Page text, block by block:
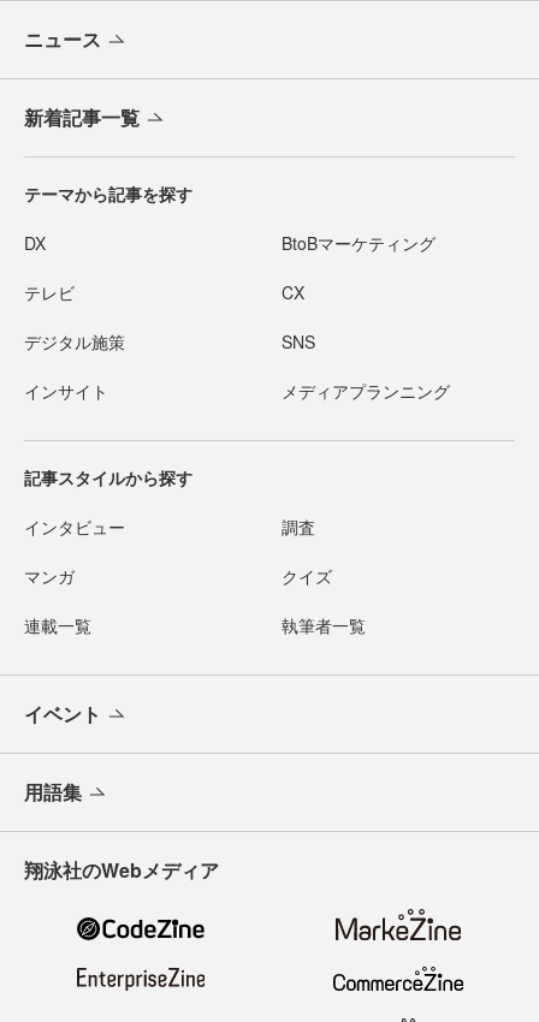
ニュース
新着記事一覧
テーマから記事を探す
DX BtoBマーケティング
テレビ CX
デジタル施策 SNS
インサイト メディアプランニング
記事スタイルから探す
インタビュー 調査
マンガ クイズ
連載一覧 執筆者一覧
イベント
用語集
翔泳社のWebメディア